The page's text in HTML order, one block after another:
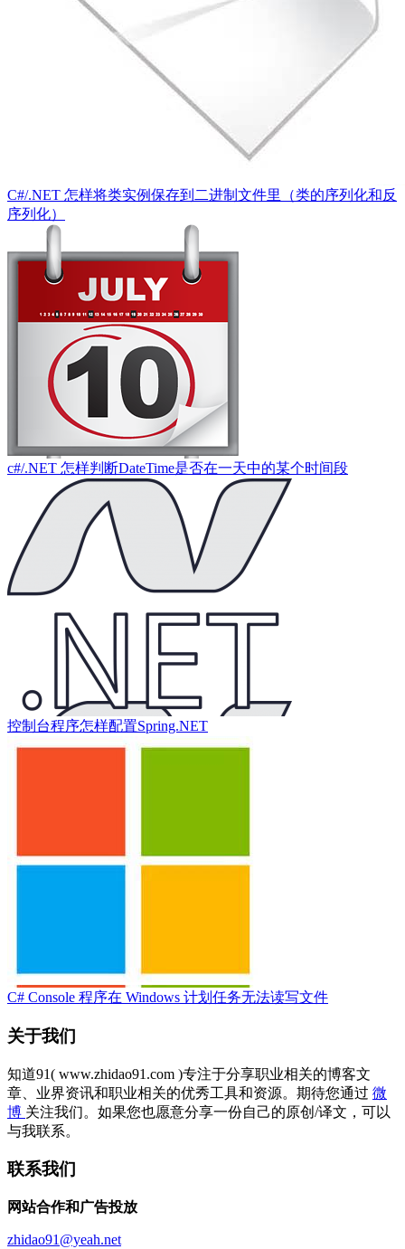
C#/.NET 怎样将类实例保存到二进制文件里（类的序列化和反
序列化）
c#/.NET 怎样判断DateTime是否在一天中的某个时间段
控制台程序怎样配置Spring.NET
C# Console 程序在 Windows 计划任务无法读写文件
关于我们
知道91( www.zhidao91.com )专注于分享职业相关的博客文
章、业界资讯和职业相关的优秀工具和资源。期待您通过 微
博 关注我们。如果您也愿意分享一份自己的原创/译文，可以
与我联系。
联系我们
网站合作和广告投放
zhidao91@yeah.net